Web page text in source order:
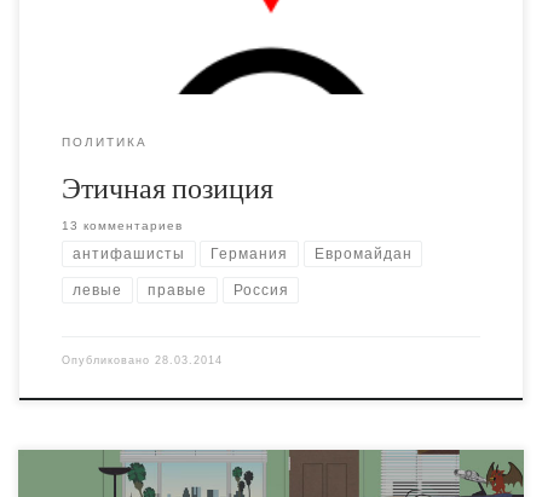
ПОЛИТИКА
Этичная позиция
13 комментариев
антифашисты Германия Евромайдан
левые правые Россия
Опубликовано 28.03.2014